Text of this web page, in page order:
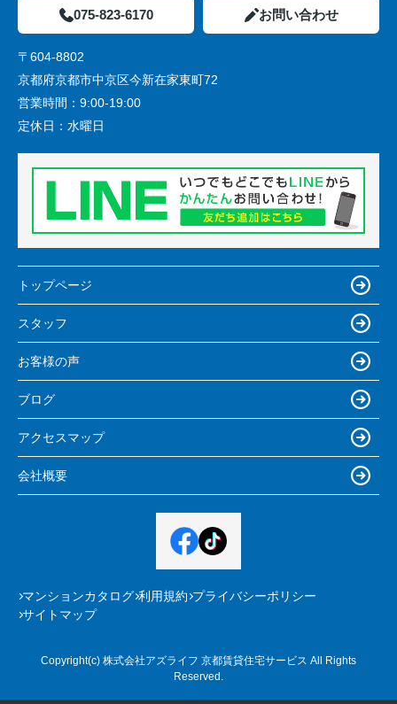
075-823-6170 お問い合わせ
〒604-8802
京都府京都市中京区今新在家東町72
営業時間： 9:00-19:00
定休日： 水曜日
トップページ
スタッフ
お客様の声
ブログ
アクセスマップ
会社概要
マンションカタログ 利用規約 プライバシーポリシー
サイトマップ
Copyright(c) 株式会社アズライフ 京都賃貸住宅サービス All Rights
Reserved.